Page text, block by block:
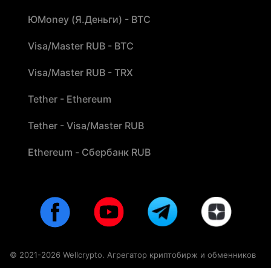
ЮMoney (Я.Деньги) - BTC
Visa/Master RUB - BTC
Visa/Master RUB - TRX
Tether - Ethereum
Tether - Visa/Master RUB
Ethereum - Сбербанк RUB
© 2021-2026 Wellcrypto. Агрегатор криптобирж и обменников